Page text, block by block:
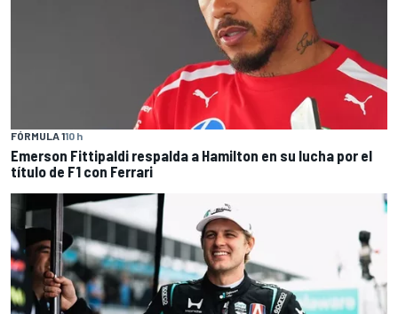
FÓRMULA 110 h
Emerson Fittipaldi respalda a Hamilton en su lucha por el
título de F1 con Ferrari